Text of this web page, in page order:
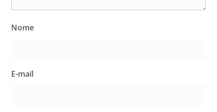
Nome
E-mail